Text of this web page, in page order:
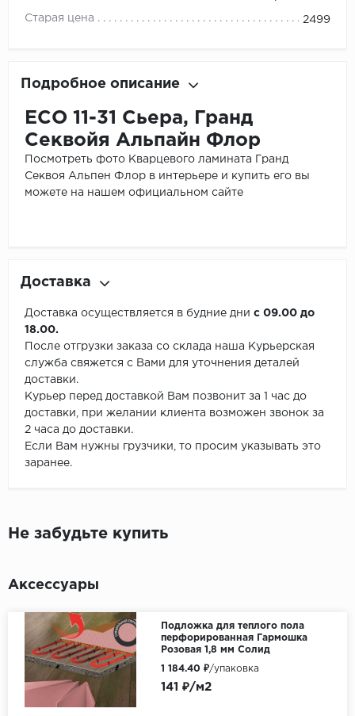
Старая цена 2499
Подробное описание
ЕСО 11-31 Сьера, Гранд
Секвойя Альпайн Флор
Посмотреть фото Кварцевого ламината Гранд
Секвоя Альпен Флор в интерьере и купить его вы
можете на нашем официальном сайте
Доставка
Доставка осуществляется в будние дни с 09.00 до
18.00.
После отгрузки заказа со склада наша Курьерская
служба свяжется с Вами для уточнения деталей
доставки.
Курьер перед доставкой Вам позвонит за 1 час до
доставки, при желании клиента возможен звонок за
2 часа до доставки.
Если Вам нужны грузчики, то просим указывать это
заранее.
Не забудьте купить
Аксессуары
Подложка для теплого пола
перфорированная Гармошка
Розовая 1,8 мм Солид
141 ₽/м2
1 184.40 ₽/упаковка